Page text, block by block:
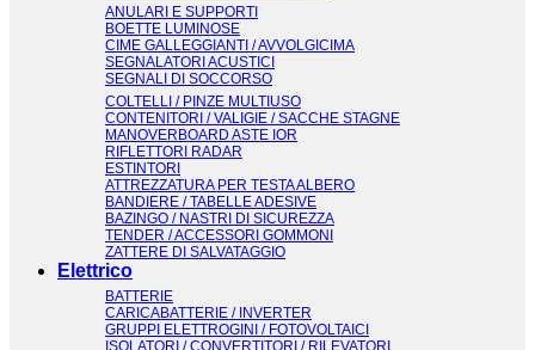
ANULARI E SUPPORTI
BOETTE LUMINOSE
CIME GALLEGGIANTI / AVVOLGICIMA
SEGNALATORI ACUSTICI
SEGNALI DI SOCCORSO
COLTELLI / PINZE MULTIUSO
CONTENITORI / VALIGIE / SACCHE STAGNE
MANOVERBOARD ASTE IOR
RIFLETTORI RADAR
ESTINTORI
ATTREZZATURA PER TESTA ALBERO
BANDIERE / TABELLE ADESIVE
BAZINGO / NASTRI DI SICUREZZA
TENDER / ACCESSORI GOMMONI
ZATTERE DI SALVATAGGIO
Elettrico
BATTERIE
CARICABATTERIE / INVERTER
GRUPPI ELETTROGINI / FOTOVOLTAICI
ISOLATORI / CONVERTITORI / RILEVATORI